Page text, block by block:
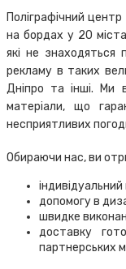
Поліграфічний
на бордах у 20
які не знаходяться
рекламу в таких
Дніпро та інші. Ми
матеріали, що
несприятливих
Обираючи нас, ви
допомогу в
швидке
доставку
партнерських